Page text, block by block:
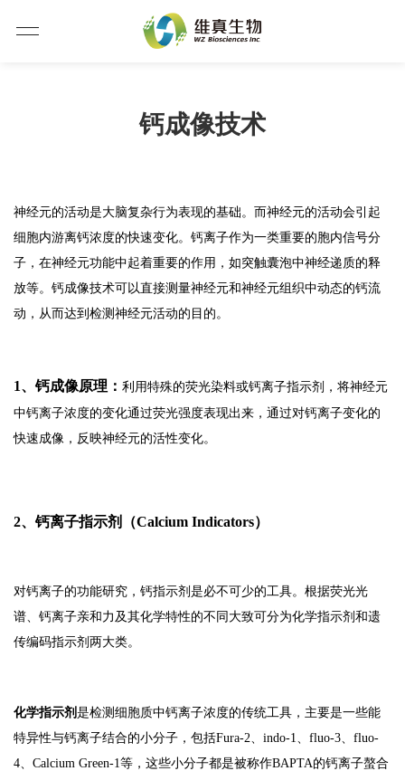
钙成像技术
神经元的活动是大脑复杂行为表现的基础。而神经元的活动会引起
细胞内游离钙浓度的快速变化。钙离子作为一类重要的胞内信号分
子，在神经元功能中起着重要的作用，如突触囊泡中神经递质的释
放等。钙成像技术可以直接测量神经元和神经元组织中动态的钙流
动，从而达到检测神经元活动的目的。
1、钙成像原理： 利用特殊的荧光染料或钙离子指示剂，将神经元
中钙离子浓度的变化通过荧光强度表现出来，通过对钙离子变化的
快速成像，反映神经元的活性变化。
2、钙离子指示剂（Calcium Indicators）
对钙离子的功能研究，钙指示剂是必不可少的工具。根据荧光光
谱、钙离子亲和力及其化学特性的不同大致可分为化学指示剂和遗
传编码指示剂两大类。
化学指示剂 是检测细胞质中钙离子浓度的传统工具，主要是一些能
特异性与钙离子结合的小分子，包括Fura-2、indo-1、fluo-3、fluo-
4、Calcium Green-1等，这些小分子都是被称作BAPTA的钙离子螯合